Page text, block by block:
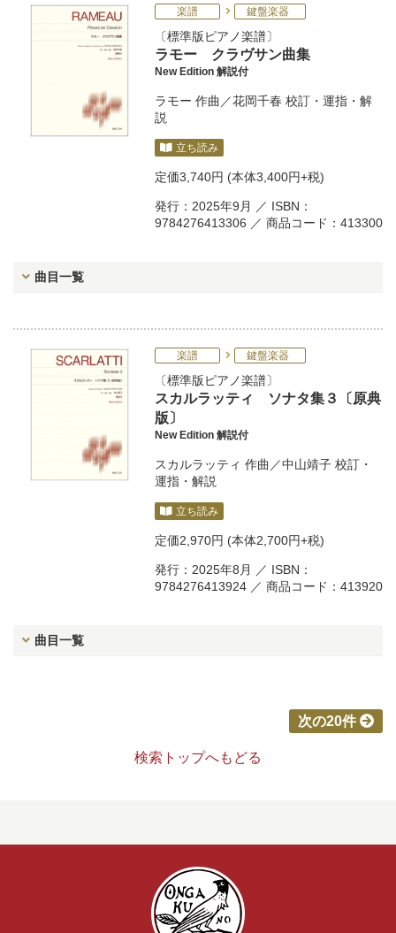
楽譜 鍵盤楽器
標準版ピアノ楽譜
ラモー クラヴサン曲集
New Edition 解説付
ラモー 作曲／花岡千春 校訂・運指・解
説
立ち読み
定価3,740円 (本体3,400円+税)
発行：2025年9月 ／ ISBN：
9784276413306 ／ 商品コード：413300
曲目一覧
楽譜 鍵盤楽器
標準版ピアノ楽譜
スカルラッティ ソナタ集３〔原典
版〕
New Edition 解説付
スカルラッティ 作曲／中山靖子 校訂・
運指・解説
立ち読み
定価2,970円 (本体2,700円+税)
発行：2025年8月 ／ ISBN：
9784276413924 ／ 商品コード：413920
曲目一覧
次の20件
検索トップへもどる